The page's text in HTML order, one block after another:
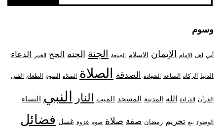
وسوم
أبي أهل الإمام الإيمان الاسلام الجمعة الجنة الجنه الحج الخمر الدعاء
الدنيا الزكاة الساعة الشهاده الصدقة الصلاة الصلاه الصوم الطعام الفتن
القرآن القراءة الله المدينة المسجد الميت النار النبي النساء
الوضوء بيع تحريم رمضان صفة صلاة صوم غزوة غسل فضائل